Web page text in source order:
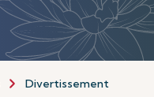
Divertissement